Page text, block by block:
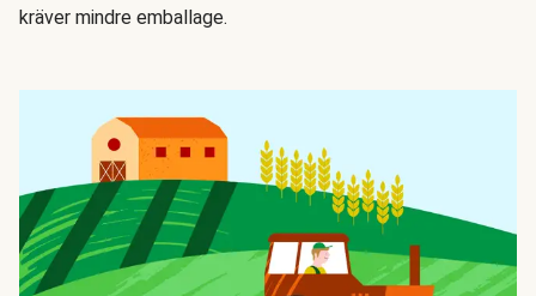
kräver mindre emballage.